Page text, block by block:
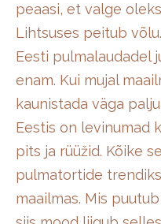
peaasi, et valge
Lihtsuses peitub
Eesti pulmalaudadel
enam. Kui mujal
kaunistada väga
Eestis on levinumad
pits ja rüüžid. Kõike
pulmatortide
maailmas. Mis